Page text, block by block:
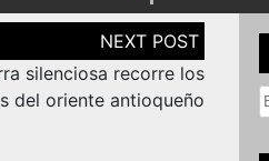
silenciosa recorre los
del oriente antioqueño